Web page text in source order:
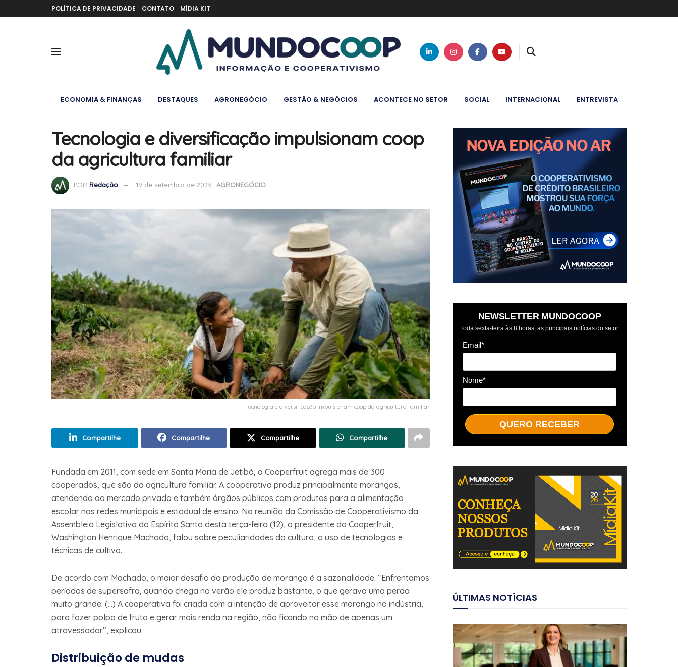
POLÍTICA DE PRIVACIDADE CONTATO MÍDIA KIT
ECONOMIA & FINANÇAS DESTAQUES AGRONEGÓCIO GESTÃO & NEGÓCIOS ACONTECE NO SETOR SOCIAL INTERNACIONAL ENTREVISTA
Tecnologia e diversificação impulsionam coop
da agricultura familiar
POR Redação 19 de setembro de 2023 AGRONEGÓCIO
Tecnologia e diversificação impulsionam coop da agricultura familiar
Compartilhe Compartilhe Compartilhe Compartilhe
Fundada em 2011, com sede em Santa Maria de Jetibá, a Cooperfruit agrega mais de 300
cooperados, que são da agricultura familiar. A cooperativa produz principalmente morangos,
atendendo ao mercado privado e também órgãos públicos com produtos para a alimentação
escolar nas redes municipais e estadual de ensino. Na reunião da Comissão de Cooperativismo da
Assembleia Legislativa do Espírito Santo desta terça-feira (12), o presidente da Cooperfruit,
Washington Henrique Machado, falou sobre peculiaridades da cultura, o uso de tecnologias e
técnicas de cultivo.
De acordo com Machado, o maior desafio da produção de morango é a sazonalidade. “Enfrentamos
períodos de supersafra, quando chega no verão ele produz bastante, o que gerava uma perda
muito grande. (…) A cooperativa foi criada com a intenção de aproveitar esse morango na indústria,
para fazer polpa de fruta e gerar mais renda na região, não ficando na mão de apenas um
atravessador”, explicou.
Distribuição de mudas
NEWSLETTER MUNDOCOOP
Toda sexta-feira às 8 horas, as principais notícias do setor.
Email*
Nome*
QUERO RECEBER
ÚLTIMAS NOTÍCIAS